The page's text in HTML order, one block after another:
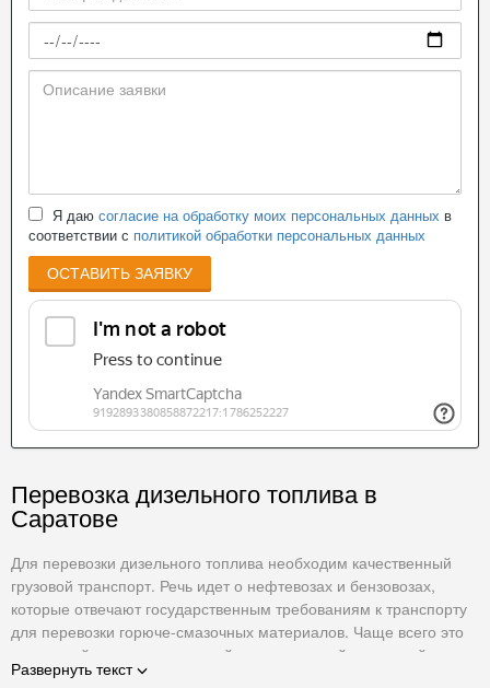
Я даю согласие на обработку моих персональных данных в
соответствии с политикой обработки персональных данных
ОСТАВИТЬ ЗАЯВКУ
Перевозка дизельного топлива в
Саратове
Для перевозки дизельного топлива необходим качественный
грузовой транспорт. Речь идет о нефтевозах и бензовозах,
которые отвечают государственным требованиям к транспорту
для перевозки горюче-смазочных материалов. Чаще всего это
седельный тягач, оснащенный металлической цистерной с
необходимой сегментацией внутреннего рабочего
Развернуть текст